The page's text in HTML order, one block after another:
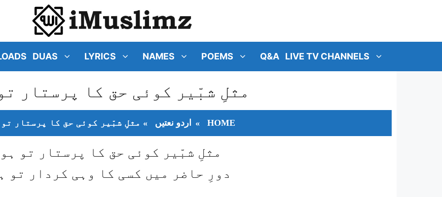
DUAS LYRICS NAMES POEMS Q&A LIVE TV CHANNELS
مثلِ شبّیر کوئی حق کا پرستار
HOME
» اردو نعتیں » مثلِ شبّیر کوئی حق کا پرستار تو
مثلِ شبّیر کوئی حق کا پرستار تو ہو
دورِ حاضر میں کسی کا وہی کردار تو